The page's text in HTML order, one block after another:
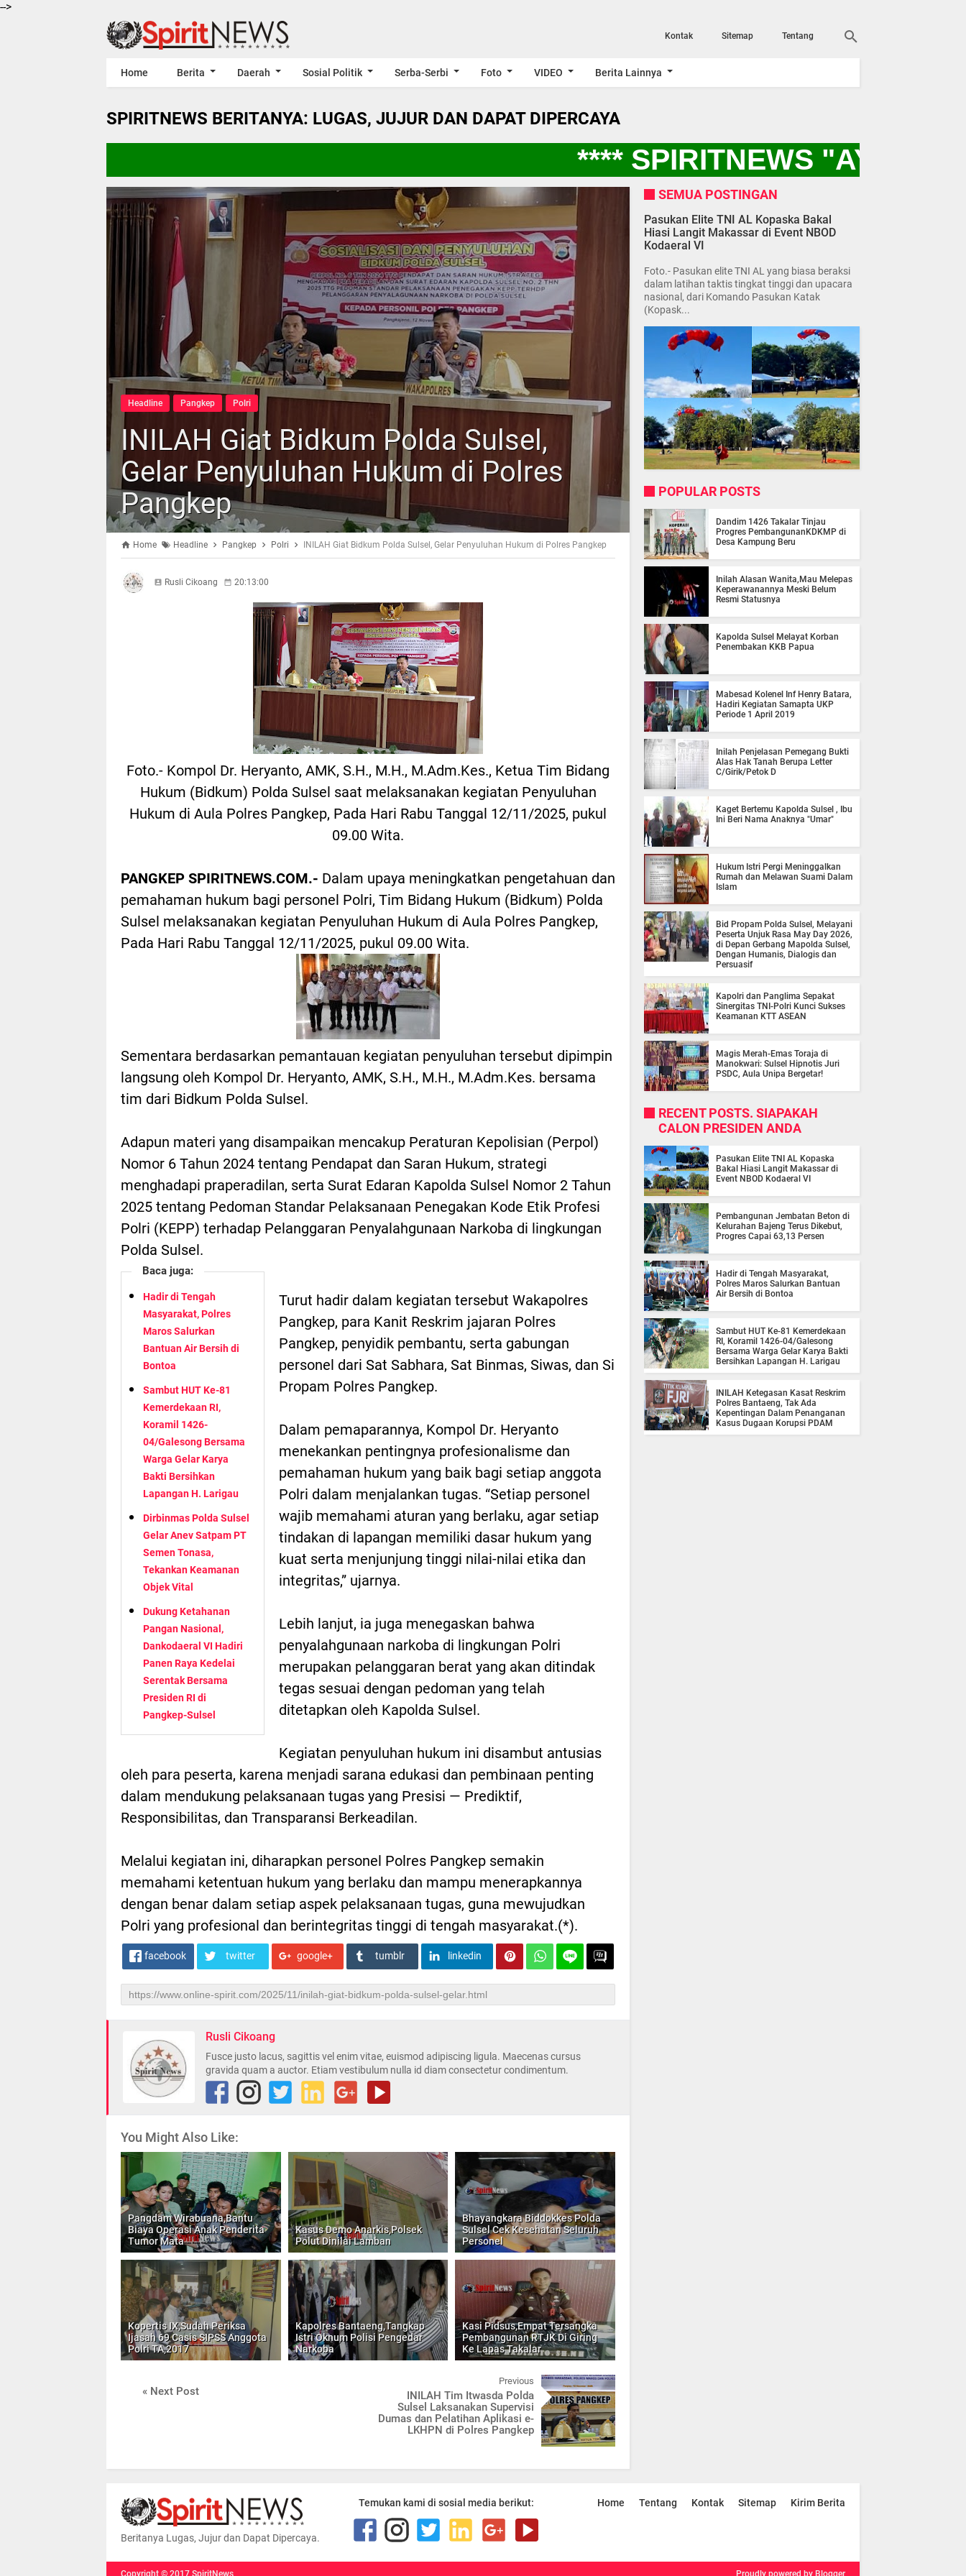
-->
Kontak Sitemap Tentang
Home Berita Daerah Sosial Politik Serba-Serbi Foto VIDEO Berita Lainnya
SPIRITNEWS BERITANYA: LUGAS, JUJUR DAN DAPAT DIPERCAYA
**** SPIRITNEWS "AYO KITA
Headline Pangkep Polri
INILAH Giat Bidkum Polda Sulsel,
Gelar Penyuluhan Hukum di Polres
Pangkep
Home Headline Pangkep Polri INILAH Giat Bidkum Polda Sulsel, Gelar Penyuluhan Hukum di Polres Pangkep
Rusli Cikoang 20:13:00
Foto.- Kompol Dr. Heryanto, AMK, S.H., M.H., M.Adm.Kes., Ketua Tim Bidang
Hukum (Bidkum) Polda Sulsel saat melaksanakan kegiatan Penyuluhan
Hukum di Aula Polres Pangkep, Pada Hari Rabu Tanggal 12/11/2025, pukul
09.00 Wita.
PANGKEP SPIRITNEWS.COM.- Dalam upaya meningkatkan pengetahuan dan
pemahaman hukum bagi personel Polri, Tim Bidang Hukum (Bidkum) Polda
Sulsel melaksanakan kegiatan Penyuluhan Hukum di Aula Polres Pangkep,
Pada Hari Rabu Tanggal 12/11/2025, pukul 09.00 Wita.
Sementara berdasarkan pemantauan kegiatan penyuluhan tersebut dipimpin
langsung oleh Kompol Dr. Heryanto, AMK, S.H., M.H., M.Adm.Kes. bersama
tim dari Bidkum Polda Sulsel.
Adapun materi yang disampaikan mencakup Peraturan Kepolisian (Perpol)
Nomor 6 Tahun 2024 tentang Pendapat dan Saran Hukum, strategi
menghadapi praperadilan, serta Surat Edaran Kapolda Sulsel Nomor 2 Tahun
2025 tentang Pedoman Standar Pelaksanaan Penegakan Kode Etik Profesi
Polri (KEPP) terhadap Pelanggaran Penyalahgunaan Narkoba di lingkungan
Polda Sulsel.
Baca juga:
Hadir di Tengah
Masyarakat, Polres
Maros Salurkan
Bantuan Air Bersih di
Bontoa
Sambut HUT Ke-81
Kemerdekaan RI,
Koramil 1426-
04/Galesong Bersama
Warga Gelar Karya
Bakti Bersihkan
Lapangan H. Larigau
Dirbinmas Polda Sulsel
Gelar Anev Satpam PT
Semen Tonasa,
Tekankan Keamanan
Objek Vital
Dukung Ketahanan
Pangan Nasional,
Dankodaeral VI Hadiri
Panen Raya Kedelai
Serentak Bersama
Presiden RI di
Pangkep-Sulsel
Turut hadir dalam kegiatan tersebut Wakapolres
Pangkep, para Kanit Reskrim jajaran Polres
Pangkep, penyidik pembantu, serta gabungan
personel dari Sat Sabhara, Sat Binmas, Siwas, dan Si
Propam Polres Pangkep.
Dalam pemaparannya, Kompol Dr. Heryanto
menekankan pentingnya profesionalisme dan
pemahaman hukum yang baik bagi setiap anggota
Polri dalam menjalankan tugas. “Setiap personel
wajib memahami aturan yang berlaku, agar setiap
tindakan di lapangan memiliki dasar hukum yang
kuat serta menjunjung tinggi nilai-nilai etika dan
integritas,” ujarnya.
Lebih lanjut, ia juga menegaskan bahwa
penyalahgunaan narkoba di lingkungan Polri
merupakan pelanggaran berat yang akan ditindak
tegas sesuai dengan pedoman yang telah
ditetapkan oleh Kapolda Sulsel.
Kegiatan penyuluhan hukum ini disambut antusias
oleh para peserta, karena menjadi sarana edukasi dan pembinaan penting
dalam mendukung pelaksanaan tugas yang Presisi — Prediktif,
Responsibilitas, dan Transparansi Berkeadilan.
Melalui kegiatan ini, diharapkan personel Polres Pangkep semakin
memahami ketentuan hukum yang berlaku dan mampu menerapkannya
dengan benar dalam setiap aspek pelaksanaan tugas, guna mewujudkan
Polri yang profesional dan berintegritas tinggi di tengah masyarakat.(*).
facebook twitter google+ tumblr linkedin
Rusli Cikoang
Fusce justo lacus, sagittis vel enim vitae, euismod adipiscing ligula. Maecenas cursus
gravida quam a auctor. Etiam vestibulum nulla id diam consectetur condimentum.
You Might Also Like:
Pangdam Wirabuana,Bantu
Biaya Operasi Anak Penderita
Tumor Mata
Kasus Demo Anarkis,Polsek
Polut Dinilai Lamban
Bhayangkara Biddokkes Polda
Sulsel Cek Kesehatan Seluruh
Personel
Kopertis IX,Sudah Periksa
Ijasah 69 Casis SIPSS Anggota
Polri TA,2017
Kapolres Bantaeng,Tangkap
Istri Oknum Polisi Pengedar
Narkoba
Kasi Pidsus,Empat Tersangka
Pembangunan RTJK Di Giring
Ke Lapas Takalar
« Next Post
Previous
INILAH Tim Itwasda Polda
Sulsel Laksanakan Supervisi
Dumas dan Pelatihan Aplikasi e-
LKHPN di Polres Pangkep
SEMUA POSTINGAN
Pasukan Elite TNI AL Kopaska Bakal
Hiasi Langit Makassar di Event NBOD
Kodaeral VI
Foto.- Pasukan elite TNI AL yang biasa beraksi
dalam latihan taktis tingkat tinggi dan upacara
nasional, dari Komando Pasukan Katak
(Kopask...
POPULAR POSTS
Dandim 1426 Takalar Tinjau
Progres PembangunanKDKMP di
Desa Kampung Beru
Inilah Alasan Wanita,Mau Melepas
Keperawanannya Meski Belum
Resmi Statusnya
Kapolda Sulsel Melayat Korban
Penembakan KKB Papua
Mabesad Kolenel Inf Henry Batara,
Hadiri Kegiatan Samapta UKP
Periode 1 April 2019
Inilah Penjelasan Pemegang Bukti
Alas Hak Tanah Berupa Letter
C/Girik/Petok D
Kaget Bertemu Kapolda Sulsel , Ibu
Ini Beri Nama Anaknya "Umar"
Hukum Istri Pergi Meninggalkan
Rumah dan Melawan Suami Dalam
Islam
Bid Propam Polda Sulsel, Melayani
Peserta Unjuk Rasa May Day 2026,
di Depan Gerbang Mapolda Sulsel,
Dengan Humanis, Dialogis dan
Persuasif
Kapolri dan Panglima Sepakat
Sinergitas TNI-Polri Kunci Sukses
Keamanan KTT ASEAN
Magis Merah-Emas Toraja di
Manokwari: Sulsel Hipnotis Juri
PSDC, Aula Unipa Bergetar!
RECENT POSTS. SIAPAKAH
CALON PRESIDEN ANDA
Pasukan Elite TNI AL Kopaska
Bakal Hiasi Langit Makassar di
Event NBOD Kodaeral VI
Pembangunan Jembatan Beton di
Kelurahan Bajeng Terus Dikebut,
Progres Capai 63,13 Persen
Hadir di Tengah Masyarakat,
Polres Maros Salurkan Bantuan
Air Bersih di Bontoa
Sambut HUT Ke-81 Kemerdekaan
RI, Koramil 1426-04/Galesong
Bersama Warga Gelar Karya Bakti
Bersihkan Lapangan H. Larigau
INILAH Ketegasan Kasat Reskrim
Polres Bantaeng, Tak Ada
Kepentingan Dalam Penanganan
Kasus Dugaan Korupsi PDAM
Beritanya Lugas, Jujur dan Dapat Dipercaya.
Temukan kami di sosial media berikut: Home Tentang Kontak Sitemap Kirim Berita
Copyright © 2017 SpiritNews Proudly powered by Blogger